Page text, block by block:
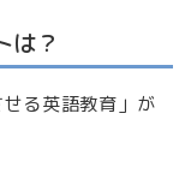
は？
る英語教育」が